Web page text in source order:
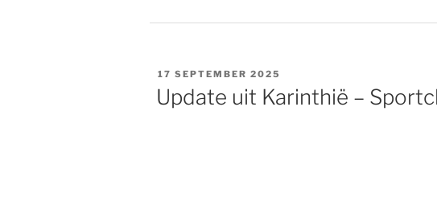
GEPLAATST
17 SEPTEMBER 2025
Update uit Karinthië –